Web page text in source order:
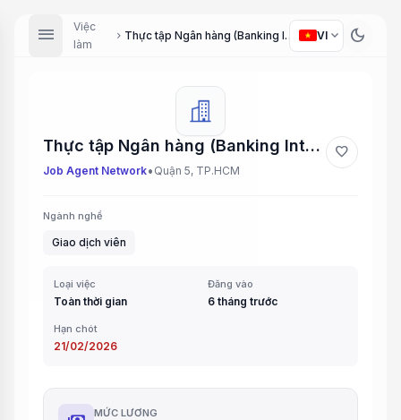
menu
Việc
làm
chevron_right Thực tập Ngân hàng (Banking Intern) VI expand_more dark_mode
Thực tập Ngân hàng (Banking Intern)
Job Agent Network• Quận 5, TP.HCM
favorite
Ngành nghề
Giao dịch viên
Loại việc
Toàn thời gian
Đăng vào
6 tháng trước
Hạn chót
21/02/2026
MỨC LƯƠNG